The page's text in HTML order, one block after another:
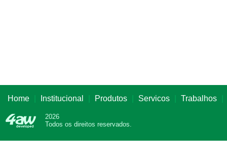
Home Institucional Produtos Servicos Trabalhos
2026
Todos os direitos reservados.